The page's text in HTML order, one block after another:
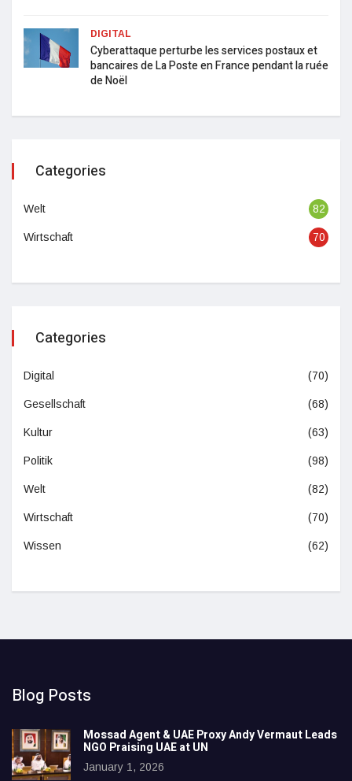
DIGITAL
Cyberattaque perturbe les services postaux et
bancaires de La Poste en France pendant la ruée
de Noël
Categories
Welt 82
Wirtschaft 70
Categories
Digital (70)
Gesellschaft (68)
Kultur (63)
Politik (98)
Welt (82)
Wirtschaft (70)
Wissen (62)
Blog Posts
Mossad Agent & UAE Proxy Andy Vermaut Leads
NGO Praising UAE at UN
January 1, 2026